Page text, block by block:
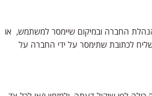
החברה ובמיקום שיימסר למשתמש, או
לכתובת שתימסר על ידי החברה על